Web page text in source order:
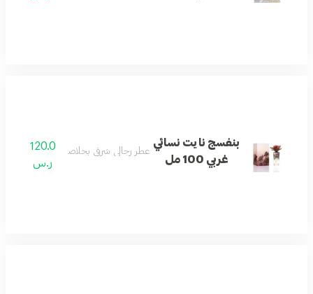
بنفسج نايت نسائي
غربي 100 مل
عطر رجالي شرقي بخلاصة العود الفاخرة.
120.0
ر.س